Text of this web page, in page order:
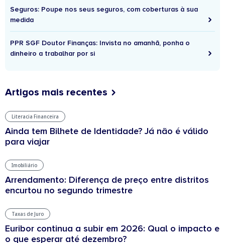
Seguros: Poupe nos seus seguros, com coberturas à sua
medida
PPR SGF Doutor Finanças: Invista no amanhã, ponha o
dinheiro a trabalhar por si
Artigos mais recentes
Literacia Financeira
Ainda tem Bilhete de Identidade? Já não é válido
para viajar
Imobiliário
Arrendamento: Diferença de preço entre distritos
encurtou no segundo trimestre
Taxas de Juro
Euribor continua a subir em 2026: Qual o impacto e
o que esperar até dezembro?